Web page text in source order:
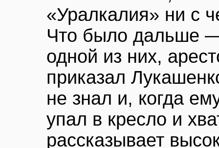
«Уралкалия» ни с
Что было дальше
одной из них,
приказал
не знал и, когда
упал в кресло и
рассказывает